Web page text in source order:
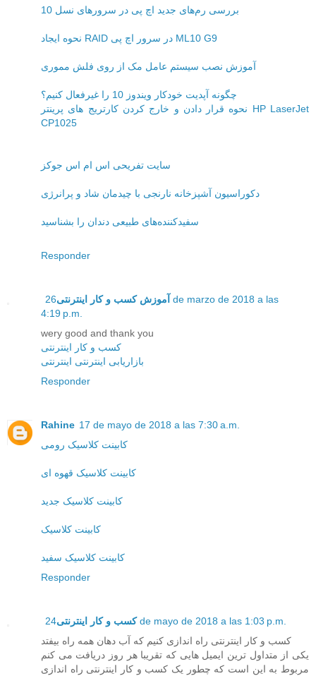
بررسی رم‌های جدید اچ پی در سرورهای نسل 10
نحوه ایجاد RAID در سرور اچ پی ML10 G9
آموزش نصب سیستم عامل مک از روی فلش مموری
چگونه آپدیت خودکار ویندوز 10 را غیرفعال کنیم؟
نحوه قرار دادن و خارج کردن کارتریج های پرینتر HP LaserJet
CP1025
سایت تفریحی اس ام اس جوکز
دکوراسیون آشپزخانه نارنجی با چیدمان شاد و پرانرژی
سفیدکننده‌های طبیعی دندان را بشناسید
Responder
آموزش کسب و کار اینترنتی26 de marzo de 2018 a las
4:19 p.m.
wery good and thank you
کسب و کار اینترنتی
بازاریابی اینترنتی اینترنتی
Responder
Rahine 17 de mayo de 2018 a las 7:30 a.m.
کابینت کلاسیک رومی
کابینت کلاسیک قهوه ای
کابینت کلاسیک جدید
کابینت کلاسیک
کابینت کلاسیک سفید
Responder
کسب و کار اینترنتی24 de mayo de 2018 a las 1:03 p.m.
کسب و کار اینترنتی راه اندازی کنیم که آب دهان همه راه بیفتد
یکی از متداول ترین ایمیل هایی که تقریبا هر روز دریافت می کنم
مربوط به این است که چطور یک کسب و کار اینترنتی راه اندازی